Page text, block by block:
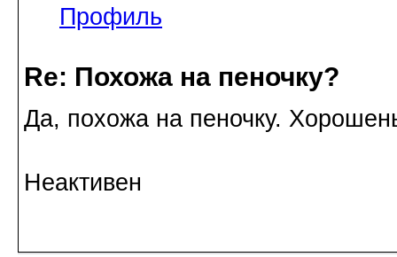
Профиль
Re: Похожа на пеночку?
Да, похожа на пеночку.
Неактивен